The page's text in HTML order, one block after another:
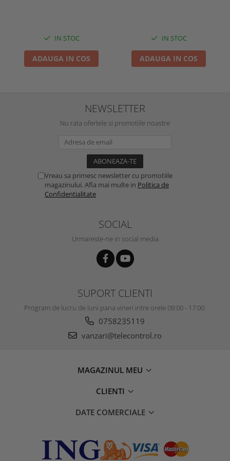
IN STOC
ADAUGA IN COS
IN STOC
ADAUGA IN COS
NEWSLETTER
Nu rata ofertele si promotiile noastre
Vreau sa primesc newsletter cu promotiile
magazinului. Afla mai multe in Politica de
Confidentialitate
SOCIAL
Urmareste-ne in social media
SUPORT CLIENTI
Program de lucru de luni pana vineri intre orele 09:00 - 17:00.
0758235119
vanzari@telecontrol.ro
MAGAZINUL MEU
CLIENTI
DATE COMERCIALE